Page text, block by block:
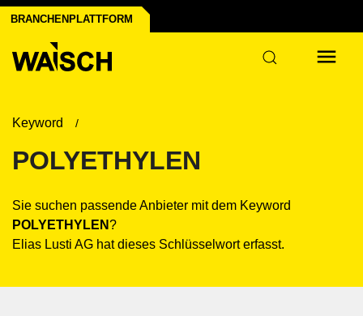
BRANCHENPLATTFORM
Keyword
POLYETHYLEN
Sie suchen passende Anbieter mit dem Keyword
POLYETHYLEN?
Elias Lusti AG hat dieses Schlüsselwort erfasst.